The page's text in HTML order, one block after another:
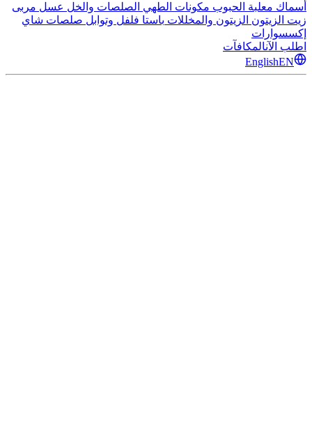
أسماك معلبة الحبوب مكونات الطهي الصلصات والخل عسل مربى
زيت الزيتون الزيتون والمخللات باستا فلفل وتوابل صلصات شاي
إكسسوارات
اطلب الآنالمكافآت
EnglishEN